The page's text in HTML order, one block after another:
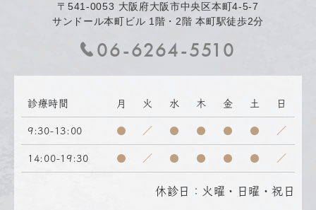
〒541-0053 大阪府大阪市中央区本町4-5-7
サンドール本町ビル 1階・2階 本町駅徒歩2分
06-6264-5510
診療時間 月 火 水 木 金 土 日
9:30-13:00 ● ／ ● ● ● ● ／
14:00-19:30 ● ／ ● ● ● ● ／
休診日：火曜・日曜・祝日